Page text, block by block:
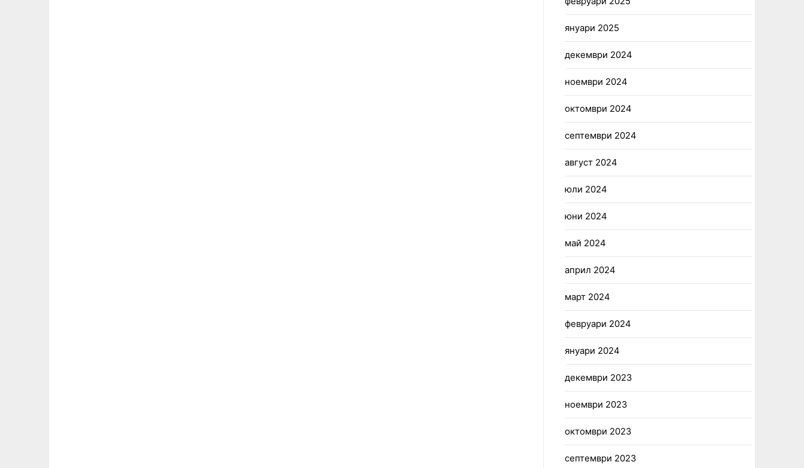
януари 2025
декември 2024
ноември 2024
октомври 2024
септември 2024
август 2024
юли 2024
юни 2024
май 2024
април 2024
март 2024
февруари 2024
януари 2024
декември 2023
ноември 2023
октомври 2023
септември 2023